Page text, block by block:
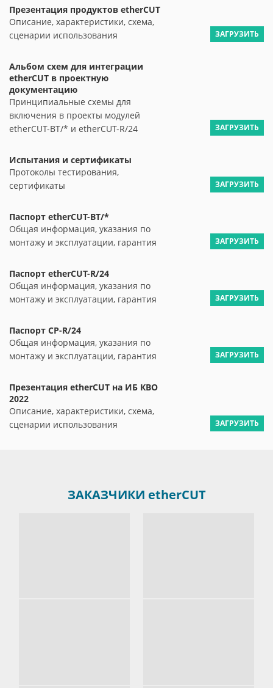
Презентация продуктов etherCUT
Описание, характеристики, схема,
сценарии использования
ЗАГРУЗИТЬ
Альбом схем для интеграции
etherCUT в проектную
документацию
Принципиальные схемы для
включения в проекты модулей
etherCUT-BT/* и etherCUT-R/24
ЗАГРУЗИТЬ
Испытания и сертификаты
Протоколы тестирования,
сертификаты
ЗАГРУЗИТЬ
Паспорт etherCUT-BT/*
Общая информация, указания по
монтажу и эксплуатации, гарантия
ЗАГРУЗИТЬ
Паспорт etherCUT-R/24
Общая информация, указания по
монтажу и эксплуатации, гарантия
ЗАГРУЗИТЬ
Паспорт CP-R/24
Общая информация, указания по
монтажу и эксплуатации, гарантия
ЗАГРУЗИТЬ
Презентация etherCUT на ИБ КВО
2022
Описание, характеристики, схема,
сценарии использования
ЗАГРУЗИТЬ
ЗАКАЗЧИКИ etherCUT